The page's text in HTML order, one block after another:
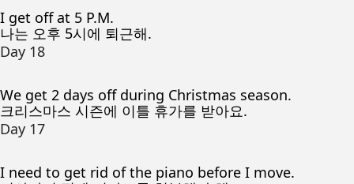
I get off at 5 P.M.
나는 오후 5시에 퇴근해.
Day 18
We get 2 days off during Christmas season.
크리스마스 시즌에 이틀 휴가를 받아요.
Day 17
I need to get rid of the piano before I move.